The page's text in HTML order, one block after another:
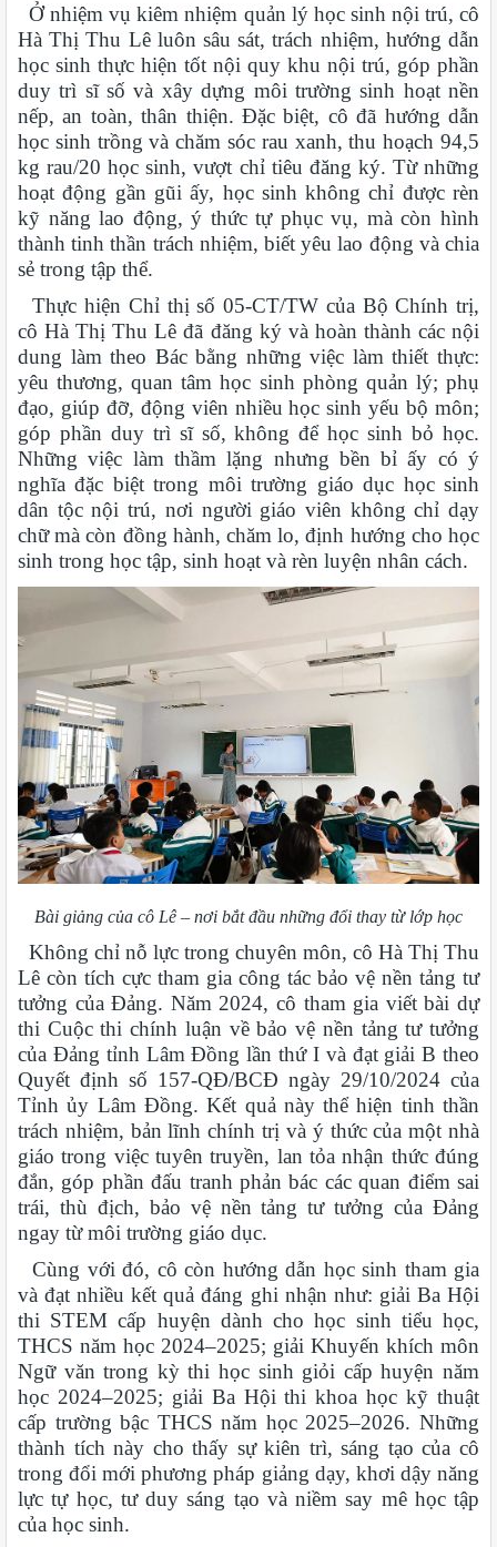
Ở nhiệm vụ kiêm nhiệm quản lý học sinh nội trú, cô
Hà Thị Thu Lê luôn sâu sát, trách nhiệm, hướng dẫn
học sinh thực hiện tốt nội quy khu nội trú, góp phần
duy trì sĩ số và xây dựng môi trường sinh hoạt nền
nếp, an toàn, thân thiện. Đặc biệt, cô đã hướng dẫn
học sinh trồng và chăm sóc rau xanh, thu hoạch 94,5
kg rau/20 học sinh, vượt chỉ tiêu đăng ký. Từ những
hoạt động gần gũi ấy, học sinh không chỉ được rèn
kỹ năng lao động, ý thức tự phục vụ, mà còn hình
thành tinh thần trách nhiệm, biết yêu lao động và chia
sẻ trong tập thể.
Thực hiện Chỉ thị số 05-CT/TW của Bộ Chính trị,
cô Hà Thị Thu Lê đã đăng ký và hoàn thành các nội
dung làm theo Bác bằng những việc làm thiết thực:
yêu thương, quan tâm học sinh phòng quản lý; phụ
đạo, giúp đỡ, động viên nhiều học sinh yếu bộ môn;
góp phần duy trì sĩ số, không để học sinh bỏ học.
Những việc làm thầm lặng nhưng bền bỉ ấy có ý
nghĩa đặc biệt trong môi trường giáo dục học sinh
dân tộc nội trú, nơi người giáo viên không chỉ dạy
chữ mà còn đồng hành, chăm lo, định hướng cho học
sinh trong học tập, sinh hoạt và rèn luyện nhân cách.
Bài giảng của cô Lê – nơi bắt đầu những đổi thay từ lớp học
Không chỉ nỗ lực trong chuyên môn, cô Hà Thị Thu
Lê còn tích cực tham gia công tác bảo vệ nền tảng tư
tưởng của Đảng. Năm 2024, cô tham gia viết bài dự
thi Cuộc thi chính luận về bảo vệ nền tảng tư tưởng
của Đảng tỉnh Lâm Đồng lần thứ I và đạt giải B theo
Quyết định số 157-QĐ/BCĐ ngày 29/10/2024 của
Tỉnh ủy Lâm Đồng. Kết quả này thể hiện tinh thần
trách nhiệm, bản lĩnh chính trị và ý thức của một nhà
giáo trong việc tuyên truyền, lan tỏa nhận thức đúng
đắn, góp phần đấu tranh phản bác các quan điểm sai
trái, thù địch, bảo vệ nền tảng tư tưởng của Đảng
ngay từ môi trường giáo dục.
Cùng với đó, cô còn hướng dẫn học sinh tham gia
và đạt nhiều kết quả đáng ghi nhận như: giải Ba Hội
thi STEM cấp huyện dành cho học sinh tiểu học,
THCS năm học 2024–2025; giải Khuyến khích môn
Ngữ văn trong kỳ thi học sinh giỏi cấp huyện năm
học 2024–2025; giải Ba Hội thi khoa học kỹ thuật
cấp trường bậc THCS năm học 2025–2026. Những
thành tích này cho thấy sự kiên trì, sáng tạo của cô
trong đổi mới phương pháp giảng dạy, khơi dậy năng
lực tự học, tư duy sáng tạo và niềm say mê học tập
của học sinh.